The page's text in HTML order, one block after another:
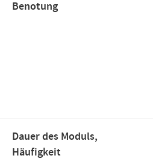
Benotung
Dauer des Moduls,
Häufigkeit